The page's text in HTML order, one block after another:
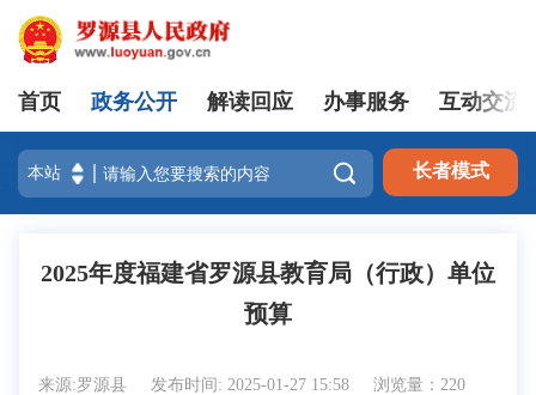
登录
首页 政务公开 解读回应 办事服务 互动交流
 长者模式
2025年度福建省罗源县教育局（行政）单位
预算
来源:罗源县 发布时间: 2025-01-27 15:58 浏览量：220